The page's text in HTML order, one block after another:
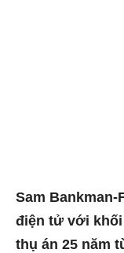
Sam Bankman-
điện tử với khối
thụ án 25 năm